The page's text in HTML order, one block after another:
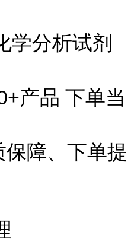
学分析试剂
产品 下单当
障、下单提